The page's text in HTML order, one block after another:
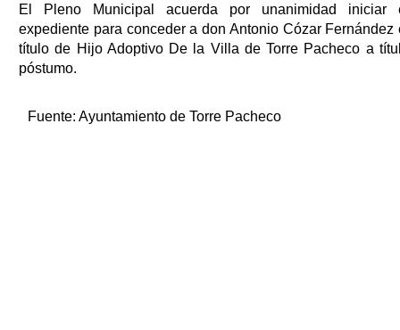
El Pleno Municipal acuerda por unanimidad iniciar
expediente para conceder a don Antonio Cózar Fernández
título de Hijo Adoptivo De la Villa de Torre Pacheco a
póstumo.
Fuente: Ayuntamiento de Torre Pacheco